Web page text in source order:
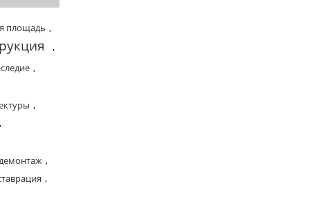
площадь ,
,
,
,
,
,
,